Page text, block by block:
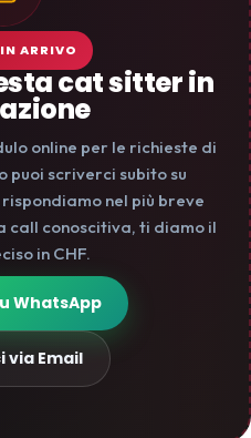
ARRIVO
cat sitter in
online per le richieste di
puoi scriverci subito su
nel più breve
call conoscitiva, ti diamo il
in CHF.
WhatsApp
via Email